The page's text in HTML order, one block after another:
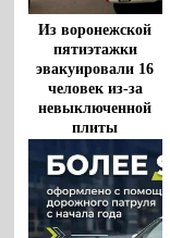
Из воронежской
пятиэтажки
эвакуировали 16
человек из-за
невыключенной
плиты